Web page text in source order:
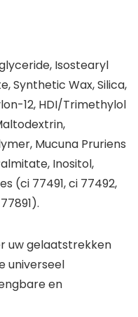
Isostearyl
Synthetic Wax, Silica,
12, HDI/Trimethylol
Mucuna Pruriens
Inositol,
(ci 77491, ci 77492,
uw gelaatstrekken
universeel
en